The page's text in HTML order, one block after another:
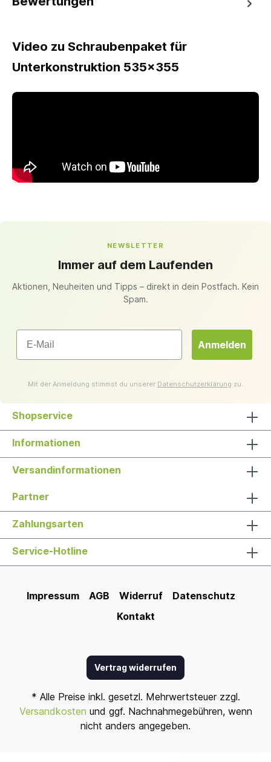
Video zu Schraubenpaket für
Unterkonstruktion 535x355
NEWSLETTER
Immer auf dem Laufenden
Aktionen, Neuheiten und Tipps – direkt in dein Postfach. Kein
Spam.
Email
Anmelden
Mit der Anmeldung stimmst du unserer Datenschutzerklärung zu.
Shopservice
Informationen
Versandinformationen
Partner
Zahlungsarten
Service-Hotline
Impressum AGB Widerruf
Datenschutz
Kontakt
Vertrag widerrufen
* Alle Preise inkl. gesetzl. Mehrwertsteuer zzgl.
Versandkosten und ggf. Nachnahmegebühren, wenn
nicht anders angegeben.